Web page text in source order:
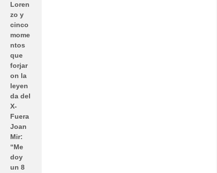
Loren
zo y
cinco
mome
ntos
que
forjar
on la
leyen
da del
X-
Fuera
Joan
Mir:
“Me
doy
un 8